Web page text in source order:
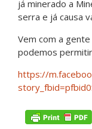
já minerado a
serra e já causa
Vem com a
podemos
https://